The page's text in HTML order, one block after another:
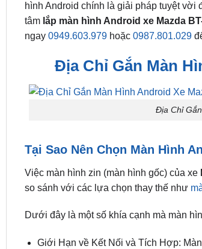
hình Android chính là giải pháp tuyệt vời
tâm lắp màn hình Android xe Mazda
ngay 0949.603.979hoặc 0987.801.029
Địa Chỉ Gắn Màn
Địa Chỉ
Tại Sao Nên Chọn Màn Hình
Việc màn hình zin (màn hình gốc) của xe
so sánh với các lựa chọn thay thế như
Dưới đây là một số khía cạnh mà màn
Giới Hạn về Kết Nối và Tích Hợp: